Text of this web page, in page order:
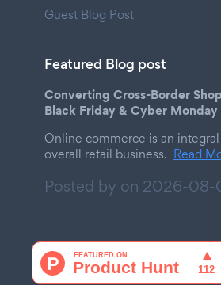
Guest Blog Post
Featured Blog post
Converting Cross-Border
Black Friday & Cyber Monday
Online commerce is an
overall retail business. Read
Posted by on 2026-08-